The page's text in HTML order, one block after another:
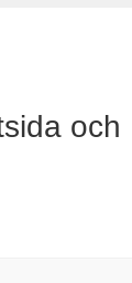
och